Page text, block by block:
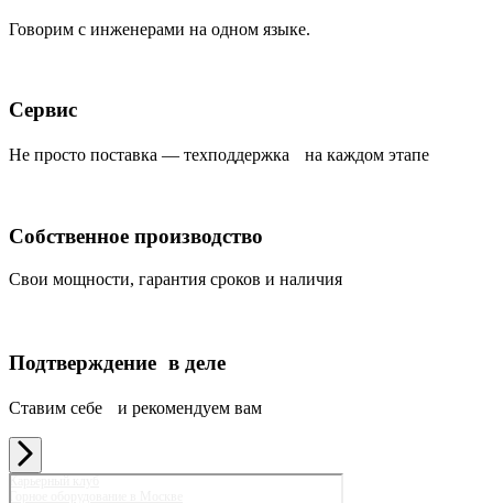
Говорим с инженерами на одном языке.
Сервис
Не просто поставка — техподдержка на каждом этапе
Собственное производство
Свои мощности, гарантия сроков и наличия
Подтверждение в деле
Ставим себе и рекомендуем вам